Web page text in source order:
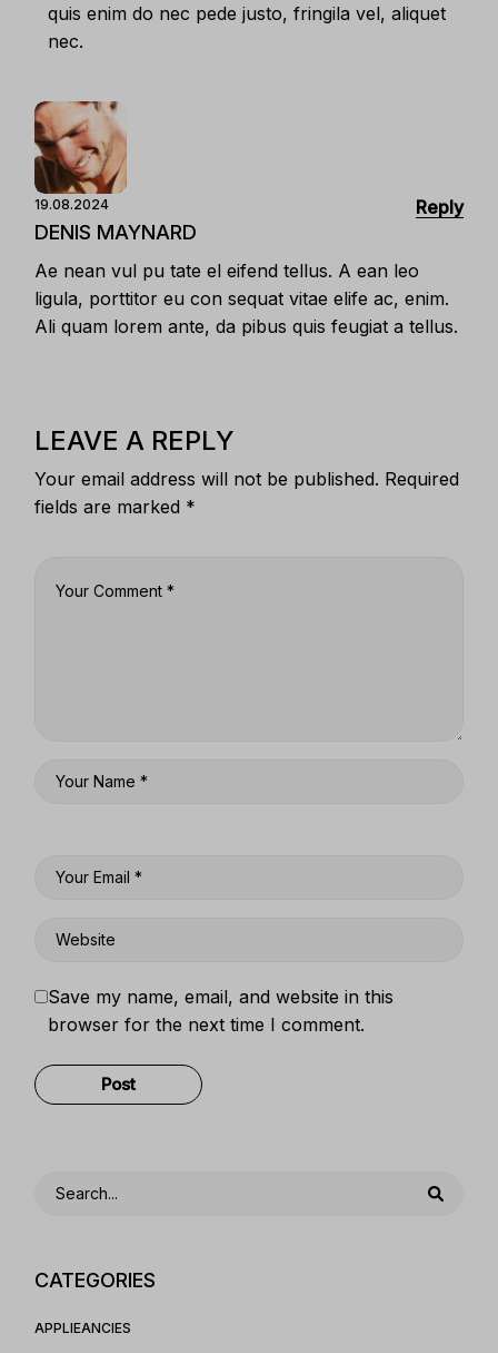
quis enim do nec pede justo, fringila vel, aliquet
nec.
19.08.2024
DENIS MAYNARD
Ae nean vul pu tate el eifend tellus. A ean leo
ligula, porttitor eu con sequat vitae elife ac, enim.
Ali quam lorem ante, da pibus quis feugiat a tellus.
Reply
LEAVE A REPLY
Your email address will not be published. Required
fields are marked *
Save my name, email, and website in this
browser for the next time I comment.
Post Comment
CATEGORIES
APPLIEANCIES